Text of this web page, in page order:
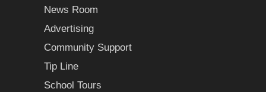
News Room
Advertising
Community Support
Tip Line
School Tours